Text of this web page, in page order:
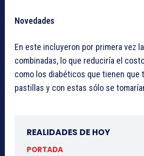
Novedades
En este incluyeron por primera vez
combinadas, lo que reduciría el
como los diabéticos que tienen que
pastillas y con estas sólo se
REALIDADES DE HOY
PORTADA